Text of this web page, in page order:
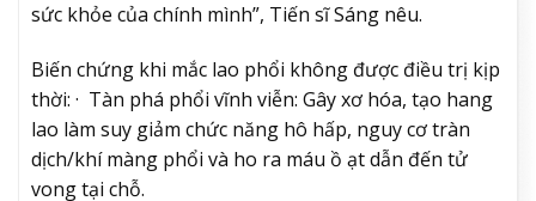
sức khỏe của chính mình”, Tiến sĩ Sáng nêu.
Biến chứng khi mắc lao phổi không được điều trị kịp
thời: · Tàn phá phổi vĩnh viễn: Gây xơ hóa, tạo hang
lao làm suy giảm chức năng hô hấp, nguy cơ tràn
dịch/khí màng phổi và ho ra máu ồ ạt dẫn đến tử
vong tại chỗ.